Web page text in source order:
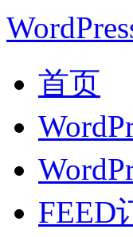
首页
FEED